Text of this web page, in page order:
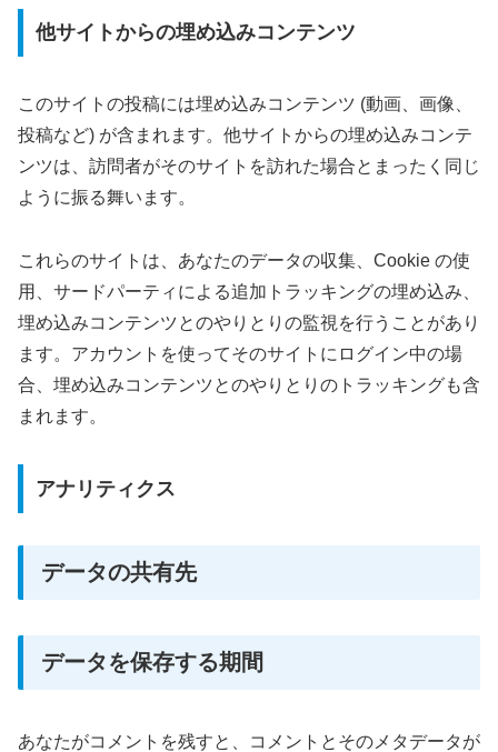
他サイトからの埋め込みコンテンツ
このサイトの投稿には埋め込みコンテンツ (動画、画像、
投稿など) が含まれます。他サイトからの埋め込みコンテ
ンツは、訪問者がそのサイトを訪れた場合とまったく同じ
ように振る舞います。
これらのサイトは、あなたのデータの収集、Cookie の使
用、サードパーティによる追加トラッキングの埋め込み、
埋め込みコンテンツとのやりとりの監視を行うことがあり
ます。アカウントを使ってそのサイトにログイン中の場
合、埋め込みコンテンツとのやりとりのトラッキングも含
まれます。
アナリティクス
データの共有先
データを保存する期間
あなたがコメントを残すと、コメントとそのメタデータが